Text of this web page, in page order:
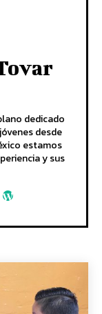
dedicado
desde
estamos
y sus